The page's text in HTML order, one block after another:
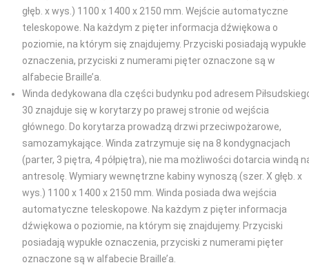
głęb. x wys.) 1100 x 1400 x 2150 mm. Wejście automatyczne
teleskopowe. Na każdym z pięter informacja dźwiękowa o
poziomie, na którym się znajdujemy. Przyciski posiadają wypukłe
oznaczenia, przyciski z numerami pięter oznaczone są w
alfabecie Braille’a.
Winda dedykowana dla części budynku pod adresem
30 znajduje się w korytarzy po prawej stronie od wejścia
głównego. Do korytarza prowadzą drzwi przeciwpożarowe,
samozamykające. Winda zatrzymuje się na 8 kondygnacjach
(parter, 3 piętra, 4 półpiętra), nie ma możliwości dotarcia windą
antresolę. Wymiary wewnętrzne kabiny wynoszą (szer. X głęb. x
wys.) 1100 x 1400 x 2150 mm. Winda posiada dwa wejścia
automatyczne teleskopowe. Na każdym z pięter informacja
dźwiękowa o poziomie, na którym się znajdujemy. Przyciski
posiadają wypukłe oznaczenia, przyciski z numerami pięter
oznaczone są w alfabecie Braille’a.